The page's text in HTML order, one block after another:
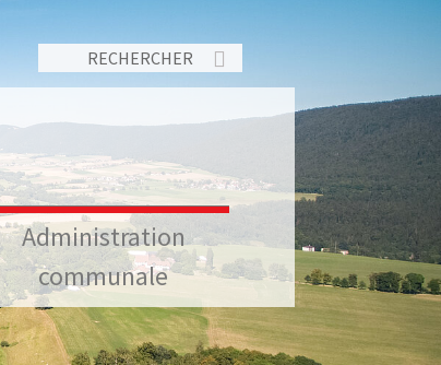
Administration
communale